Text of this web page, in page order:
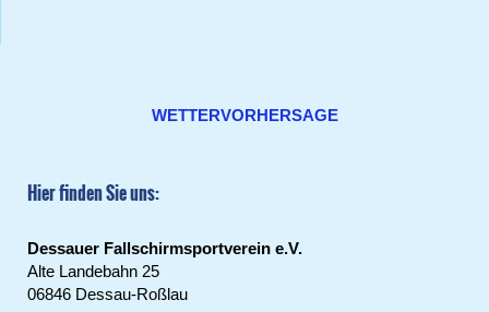
WETTERVORHERSAGE
Hier finden Sie uns:
Dessauer Fallschirmsportverein e.V.
Alte Landebahn 25
06846 Dessau-Roßlau